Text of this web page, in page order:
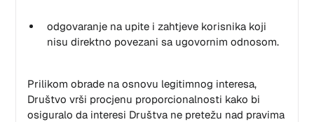
odgovaranje na upite i zahtjeve korisnika koji
nisu direktno povezani sa ugovornim odnosom.
Prilikom obrade na osnovu legitimnog interesa,
Društvo vrši procjenu proporcionalnosti kako bi
osiguralo da interesi Društva ne pretežu nad pravima